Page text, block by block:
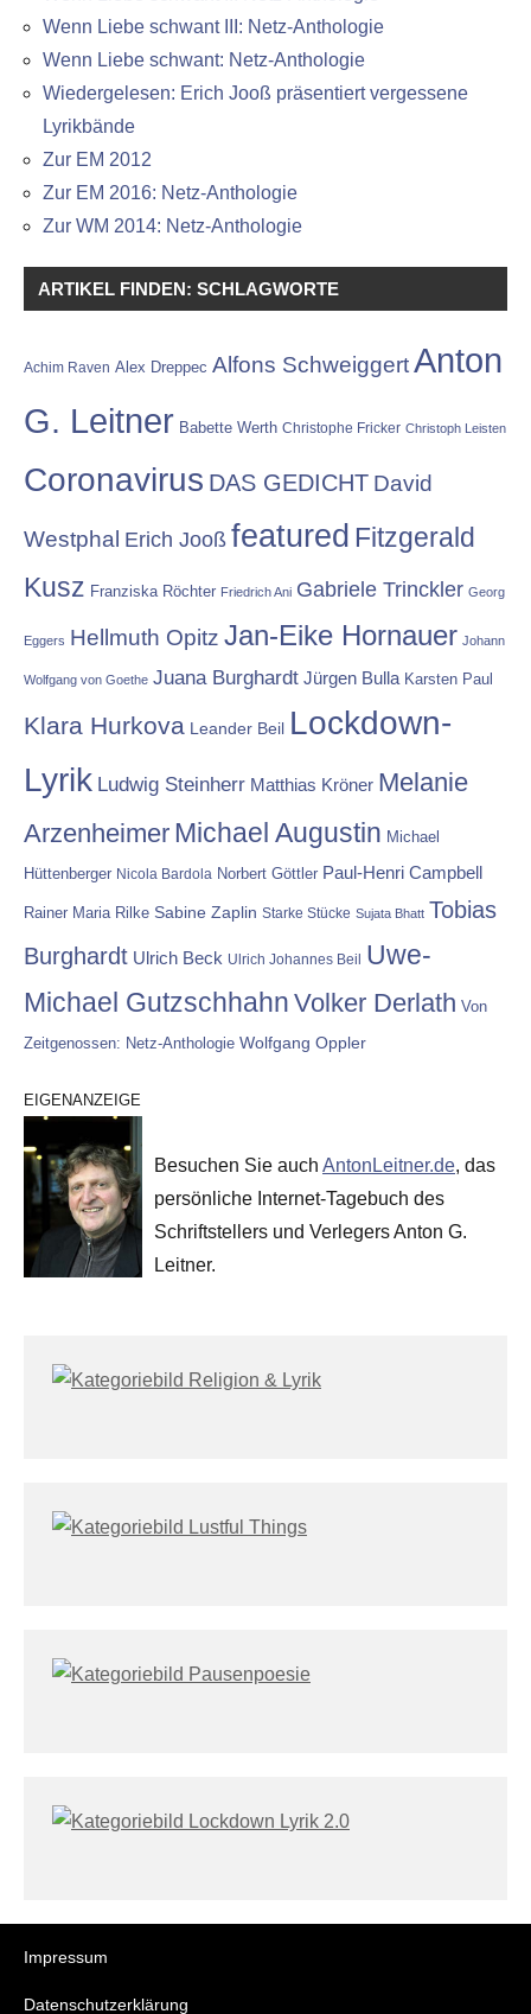
Wenn Liebe schwant III: Netz-Anthologie
Wenn Liebe schwant: Netz-Anthologie
Wiedergelesen: Erich Jooß präsentiert vergessene
Lyrikbände
Zur EM 2012
Zur EM 2016: Netz-Anthologie
Zur WM 2014: Netz-Anthologie
ARTIKEL FINDEN: SCHLAGWORTE
Achim Raven Alex Dreppec Alfons SchweiggertAnton
G. Leitner Babette Werth Christophe Fricker Christoph Leisten
Coronavirus DAS GEDICHT David
Westphal Erich Jooß featured Fitzgerald
Kusz Franziska Röchter Friedrich Ani Gabriele Trinckler Georg
Eggers Hellmuth Opitz Jan-Eike Hornauer Johann
Wolfgang von Goethe Juana Burghardt Jürgen Bulla Karsten Paul
Klara Hurkova Leander Beil Lockdown-
Lyrik Ludwig Steinherr Matthias Kröner Melanie
Arzenheimer Michael Augustin Michael
Hüttenberger Nicola Bardola Norbert Göttler Paul-Henri Campbell
Rainer Maria Rilke Sabine Zaplin Starke Stücke Sujata Bhatt Tobias
Burghardt Ulrich Beck Ulrich Johannes Beil Uwe-
Michael Gutzschhahn Volker Derlath Von
Zeitgenossen: Netz-Anthologie Wolfgang Oppler
EIGENANZEIGE
Besuchen Sie auch AntonLeitner.de, das
persönliche Internet-Tagebuch des
Schriftstellers und Verlegers Anton G.
Leitner.
Impressum
Datenschutzerklärung